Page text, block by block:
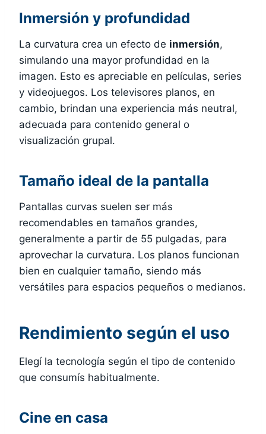
Inmersión y profundidad
La curvatura crea un efecto de inmersión,
simulando una mayor profundidad en la
imagen. Esto es apreciable en películas, series
y videojuegos. Los televisores planos, en
cambio, brindan una experiencia más neutral,
adecuada para contenido general o
visualización grupal.
Tamaño ideal de la pantalla
Pantallas curvas suelen ser más
recomendables en tamaños grandes,
generalmente a partir de 55 pulgadas, para
aprovechar la curvatura. Los planos funcionan
bien en cualquier tamaño, siendo más
versátiles para espacios pequeños o medianos.
Rendimiento según el uso
Elegí la tecnología según el tipo de contenido
que consumís habitualmente.
Cine en casa